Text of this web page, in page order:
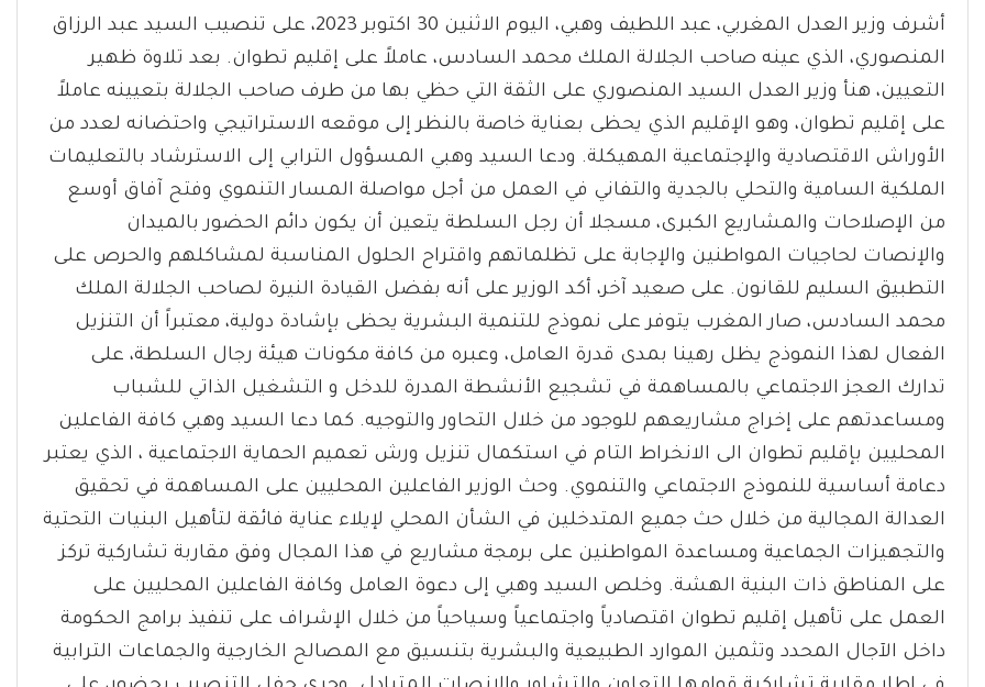
أشرف وزير العدل المغربي، عبد اللطيف وهبي، اليوم الاثنين 30 اكتوبر 2023، على تنصيب السيد عبد الرزاق
المنصوري، الذي عينه صاحب الجلالة الملك محمد السادس، عاملاً على إقليم تطوان. بعد تلاوة ظهير
التعيين، هنأ وزير العدل السيد المنصوري على الثقة التي حظي بها من طرف صاحب الجلالة بتعيينه عاملاً
على إقليم تطوان، وهو الإقليم الذي يحظى بعناية خاصة بالنظر إلى موقعه الاستراتيجي واحتضانه لعدد من
الأوراش الاقتصادية والإجتماعية المهيكلة. ودعا السيد وهبي المسؤول الترابي إلى الاسترشاد بالتعليمات
الملكية السامية والتحلي بالجدية والتفاني في العمل من أجل مواصلة المسار التنموي وفتح آفاق أوسع
من الإصلاحات والمشاريع الكبرى، مسجلا أن رجل السلطة يتعين أن يكون دائم الحضور بالميدان
والإنصات لحاجيات المواطنين والإجابة على تظلماتهم واقتراح الحلول المناسبة لمشاكلهم والحرص على
التطبيق السليم للقانون. على صعيد آخر، أكد الوزير على أنه بفضل القيادة النيرة لصاحب الجلالة الملك
محمد السادس، صار المغرب يتوفر على نموذج للتنمية البشرية يحظى بإشادة دولية، معتبراً أن التنزيل
الفعال لهذا النموذج يظل رهينا بمدى قدرة العامل، وعبره من كافة مكونات هيئة رجال السلطة، على
تدارك العجز الاجتماعي بالمساهمة في تشجيع الأنشطة المدرة للدخل و التشغيل الذاتي للشباب
ومساعدتهم على إخراج مشاريعهم للوجود من خلال التحاور والتوجيه. كما دعا السيد وهبي كافة الفاعلين
المحليين بإقليم تطوان الى الانخراط التام في استكمال تنزيل ورش تعميم الحماية الاجتماعية ، الذي يعتبر
دعامة أساسية للنموذج الاجتماعي والتنموي. وحث الوزير الفاعلين المحليين على المساهمة في تحقيق
العدالة المجالية من خلال حث جميع المتدخلين في الشأن المحلي لإيلاء عناية فائقة لتأهيل البنيات التحتية
والتجهيزات الجماعية ومساعدة المواطنين على برمجة مشاريع في هذا المجال وفق مقاربة تشاركية تركز
على المناطق ذات البنية الهشة. وخلص السيد وهبي إلى دعوة العامل وكافة الفاعلين المحليين على
العمل على تأهيل إقليم تطوان اقتصادياً واجتماعياً وسياحياً من خلال الإشراف على تنفيذ برامج الحكومة
داخل الآجال المحدد وتثمين الموارد الطبيعية والبشرية بتنسيق مع المصالح الخارجية والجماعات الترابية